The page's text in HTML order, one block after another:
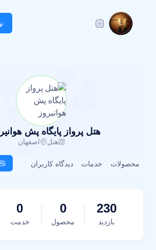
هتل پرواز پایگاه پش
هتل اصفهان
محصولات خدمات دیدگاه کاربران
230
بازدید
0
محصول
0
خدمت